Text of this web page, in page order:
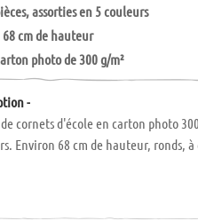
assorties en 5 couleurs
68 cm de hauteur
photo de 300 g/m²
-
cornets d'école en carton photo
Environ 68 cm de hauteur, ronds, à